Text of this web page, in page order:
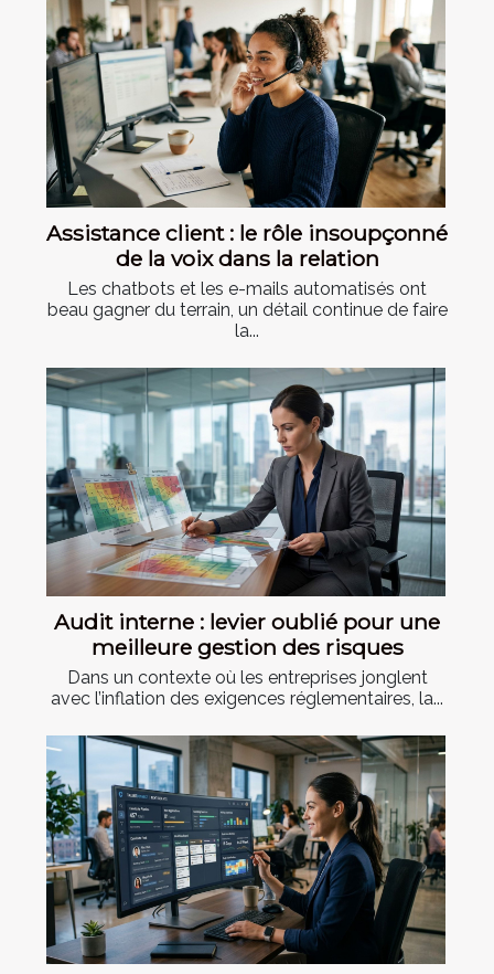
Assistance client : le rôle insoupçonné
de la voix dans la relation
Les chatbots et les e-mails automatisés ont
beau gagner du terrain, un détail continue de faire
la...
Audit interne : levier oublié pour une
meilleure gestion des risques
Dans un contexte où les entreprises jonglent
avec l’inflation des exigences réglementaires, la...